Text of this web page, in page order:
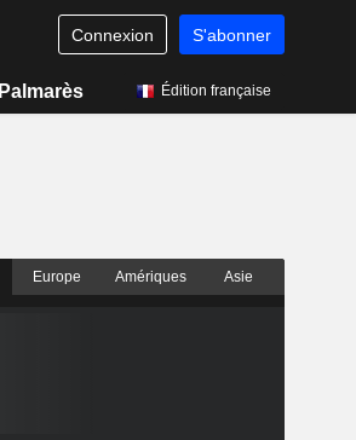
Connexion S'abonner
Palmarès Édition française
Europe Amériques Asie